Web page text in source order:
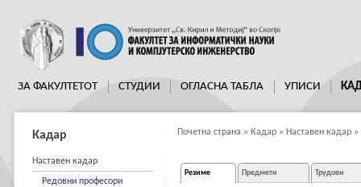
ЗА ФАКУЛТЕТОТ СТУДИИ ОГЛАСНА ТАБЛА УПИСИ
Почетна страна » Кадар » Наставен кадар »
Кадар
Наставен кадар
Редовни професори
Резиме Предмети Трудови